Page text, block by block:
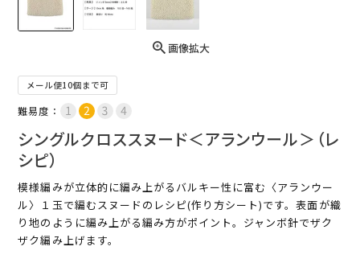
画像拡大
メール便10個まで可
難易度：
シングルクロススヌード＜アランウール＞（レ
シピ）
模様編みが立体的に編み上がるバルキー性に富む〈アランウー
ル〉１玉で編むスヌードのレシピ(作り方シート)です。表面が織
り地のように編み上がる編み方がポイント。ジャンボ針でザク
ザク編み上げます。